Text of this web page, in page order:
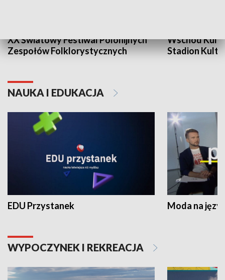
XX Światowy Festiwal Polonijnych
Zespołów Folklorystycznych
Wschód
Stadion
NAUKA I EDUKACJA
EDU Przystanek Moda na
WYPOCZYNEK I REKREACJA